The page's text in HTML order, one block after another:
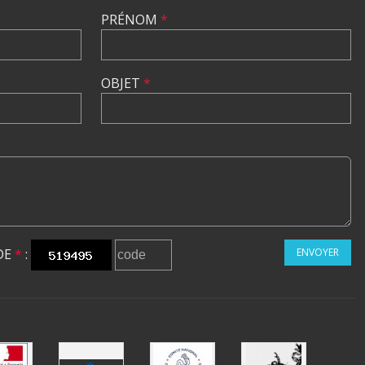
PRÉNOM *
OBJET *
* : ENVOYER